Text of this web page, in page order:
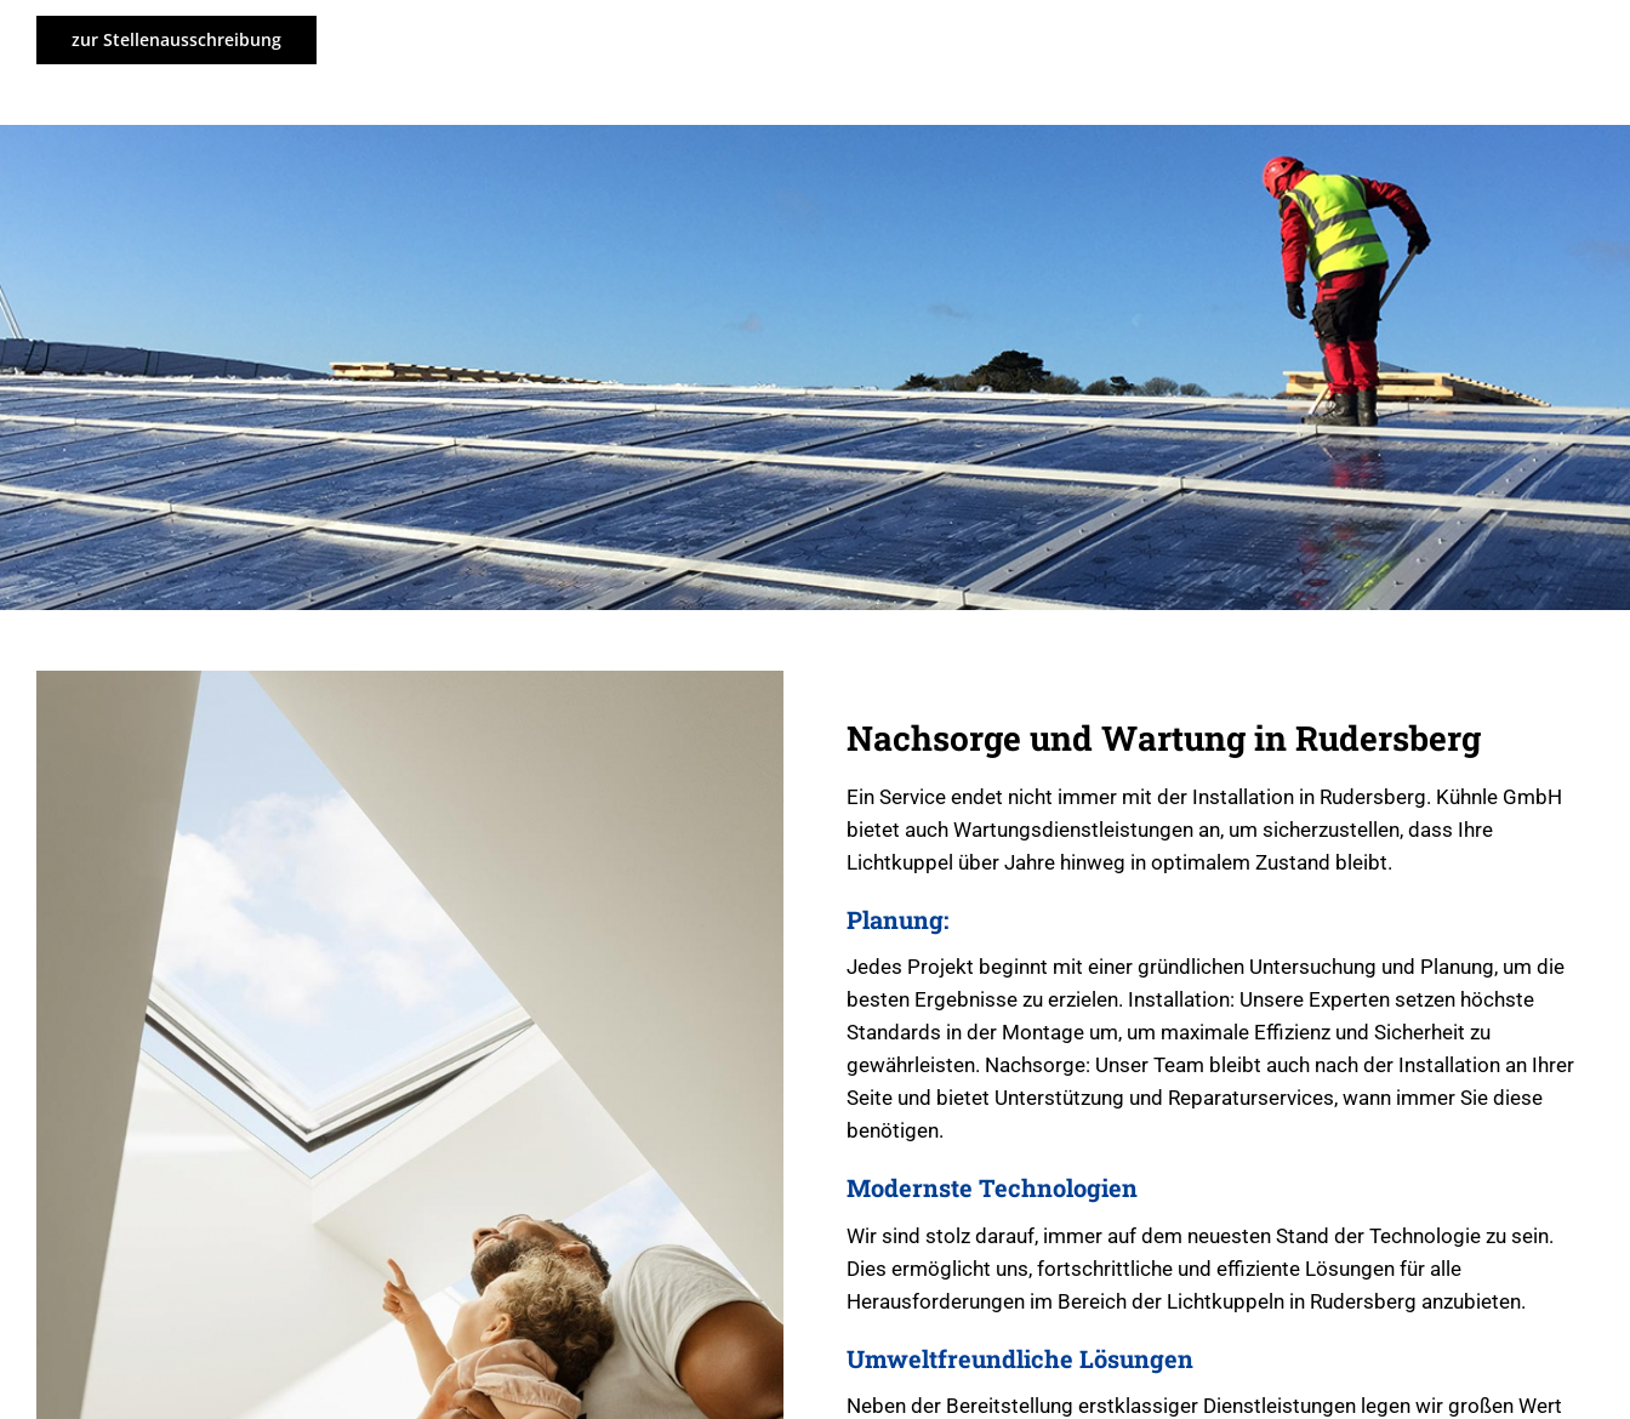
zur Stellenausschreibung
Nachsorge und Wartung in Rudersberg
Ein Service endet nicht immer mit der Installation in Rudersberg. Kühnle GmbH
bietet auch Wartungsdienstleistungen an, um sicherzustellen, dass Ihre
Lichtkuppel über Jahre hinweg in optimalem Zustand bleibt.
Planung:
Jedes Projekt beginnt mit einer gründlichen Untersuchung und Planung, um die
besten Ergebnisse zu erzielen. Installation: Unsere Experten setzen höchste
Standards in der Montage um, um maximale Effizienz und Sicherheit zu
gewährleisten. Nachsorge: Unser Team bleibt auch nach der Installation an Ihrer
Seite und bietet Unterstützung und Reparaturservices, wann immer Sie diese
benötigen.
Modernste Technologien
Wir sind stolz darauf, immer auf dem neuesten Stand der Technologie zu sein.
Dies ermöglicht uns, fortschrittliche und effiziente Lösungen für alle
Herausforderungen im Bereich der Lichtkuppeln in Rudersberg anzubieten.
Umweltfreundliche Lösungen
Neben der Bereitstellung erstklassiger Dienstleistungen legen wir großen Wert